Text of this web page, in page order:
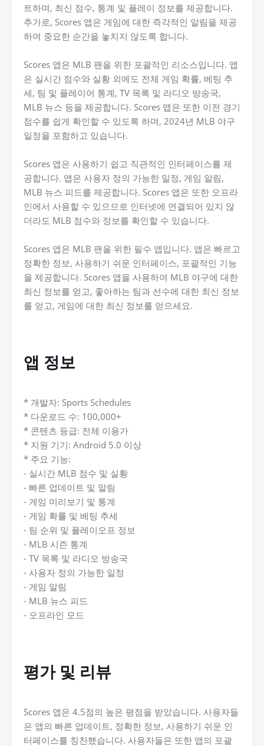
트하며, 최신 점수, 통계 및 플레이 정보를 제공합니다.
추가로, Scores 앱은 게임에 대한 즉각적인 알림을 제공
하여 중요한 순간을 놓치지 않도록 합니다.
Scores 앱은 MLB 팬을 위한 포괄적인 리소스입니다. 앱
은 실시간 점수와 실황 외에도 전체 게임 확률, 베팅 추
세, 팀 및 플레이어 통계, TV 목록 및 라디오 방송국,
MLB 뉴스 등을 제공합니다. Scores 앱은 또한 이전 경기
점수를 쉽게 확인할 수 있도록 하며, 2024년 MLB 야구
일정을 포함하고 있습니다.
Scores 앱은 사용하기 쉽고 직관적인 인터페이스를 제
공합니다. 앱은 사용자 정의 가능한 일정, 게임 알림,
MLB 뉴스 피드를 제공합니다. Scores 앱은 또한 오프라
인에서 사용할 수 있으므로 인터넷에 연결되어 있지 않
더라도 MLB 점수와 정보를 확인할 수 있습니다.
Scores 앱은 MLB 팬을 위한 필수 앱입니다. 앱은 빠르고
정확한 정보, 사용하기 쉬운 인터페이스, 포괄적인 기능
을 제공합니다. Scores 앱을 사용하여 MLB 야구에 대한
최신 정보를 얻고, 좋아하는 팀과 선수에 대한 최신 정보
를 얻고, 게임에 대한 최신 정보를 얻으세요.
앱 정보
* 개발자: Sports Schedules
* 다운로드 수: 100,000+
* 콘텐츠 등급: 전체 이용가
* 지원 기기: Android 5.0 이상
* 주요 기능:
- 실시간 MLB 점수 및 실황
- 빠른 업데이트 및 알림
- 게임 미리보기 및 통계
- 게임 확률 및 베팅 추세
- 팀 순위 및 플레이오프 정보
- MLB 시즌 통계
- TV 목록 및 라디오 방송국
- 사용자 정의 가능한 일정
- 게임 알림
- MLB 뉴스 피드
- 오프라인 모드
평가 및 리뷰
Scores 앱은 4.5점의 높은 평점을 받았습니다. 사용자들
은 앱의 빠른 업데이트, 정확한 정보, 사용하기 쉬운 인
터페이스를 칭찬했습니다. 사용자들은 또한 앱의 포괄